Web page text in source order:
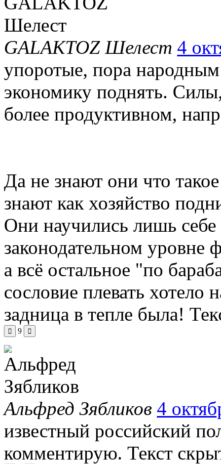
GALAKTOZ Шелест 4
упоротые, пора народным
экономику поднять.
более продуктивном,
Да не знают они что
знают как хозяйство
Они научились лишь
законодательном уровне
а всё остальное "по
сословие плевать хотело
задница в тепле была!
9
Альфред Зябликов 4
известный российский
комментирую. Текст